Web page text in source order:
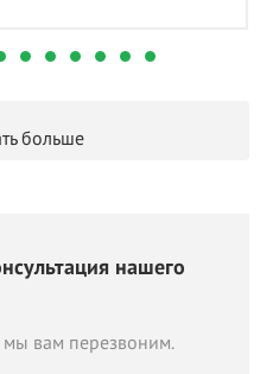
больше
нашего
мы вам перезвоним.